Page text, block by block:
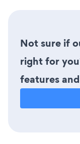
Not sure if
right for
features